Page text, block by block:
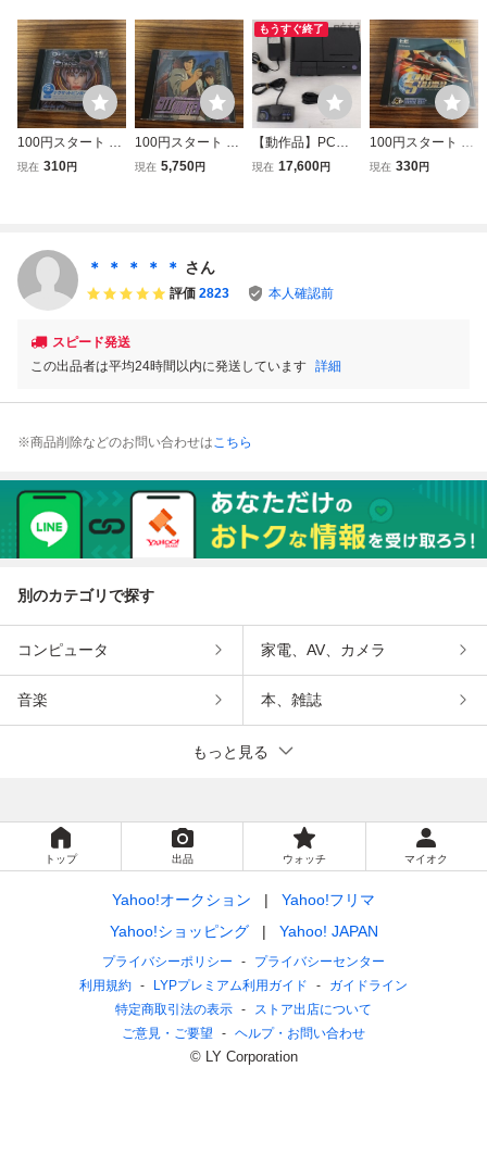
100円スタート 動
作確認 PCエンジ
現在 310円
100円スタート 動
作確認 PCエンジ
uカード PCE
現在 5,750円
もうすぐ終了
【動作品】PCエ
ンジン Duo PI-TG
現在 17,600円
100円スタート 動
作確認 PCエンジ
現在 330円
＊ ＊ ＊ ＊ ＊ さん
評価 2823 本人確認前
スピード発送
この出品者は平均24時間以内に発送しています 詳細
※商品削除などのお問い合わせはこちら
別のカテゴリで探す
コンピュータ 家電、AV、カメラ
音楽 本、雑誌
もっと見る
トップ 出品 ウォッチ マイオク
Yahoo!オークション
Yahoo!フリマ
Yahoo!ショッピング
Yahoo! JAPAN
プライバシーポリシー
プライバシーセンター
利用規約
LYPプレミアム利用ガイド
ガイドライン
特定商取引法の表示
ストア出店について
ご意見・ご要望
ヘルプ・お問い合わせ
© LY Corporation